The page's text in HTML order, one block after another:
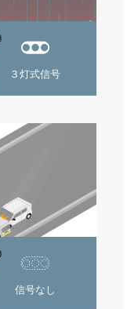
３灯式信号
信号なし